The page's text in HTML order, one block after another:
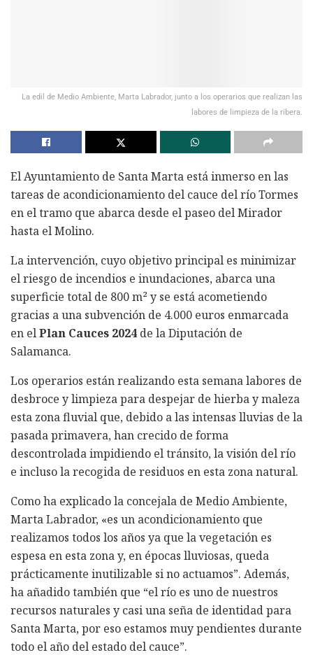
La edil de Medio Ambiente, Marta Labrador, junto a los operarios que realizan las
labores de limpieza de la ribera.
El Ayuntamiento de Santa Marta está inmerso en las
tareas de acondicionamiento del cauce del río Tormes
en el tramo que abarca desde el paseo del Mirador
hasta el Molino.
La intervención, cuyo objetivo principal es minimizar
el riesgo de incendios e inundaciones, abarca una
superficie total de 800 m² y se está acometiendo
gracias a una subvención de 4.000 euros enmarcada
en elPlan Cauces 2024 de la Diputación de
Salamanca.
Los operarios están realizando esta semana labores de
desbroce y limpieza para despejar de hierba y maleza
esta zona fluvial que, debido a las intensas lluvias de la
pasada primavera, han crecido de forma
descontrolada impidiendo el tránsito, la visión del río
e incluso la recogida de residuos en esta zona natural.
Como ha explicado la concejala de Medio Ambiente,
Marta Labrador, «es un acondicionamiento que
realizamos todos los años ya que la vegetación es
espesa en esta zona y, en épocas lluviosas, queda
prácticamente inutilizable si no actuamos”. Además,
ha añadido también que “el río es uno de nuestros
recursos naturales y casi una seña de identidad para
Santa Marta, por eso estamos muy pendientes durante
todo el año del estado del cauce”.